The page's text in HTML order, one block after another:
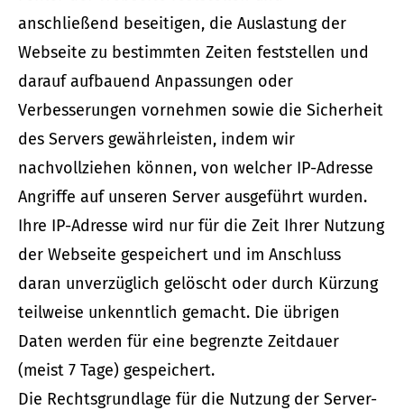
anschließend beseitigen, die Auslastung der
Webseite zu bestimmten Zeiten feststellen und
darauf aufbauend Anpassungen oder
Verbesserungen vornehmen sowie die Sicherheit
des Servers gewährleisten, indem wir
nachvollziehen können, von welcher IP-Adresse
Angriffe auf unseren Server ausgeführt wurden.
Ihre IP-Adresse wird nur für die Zeit Ihrer Nutzung
der Webseite gespeichert und im Anschluss
daran unverzüglich gelöscht oder durch Kürzung
teilweise unkenntlich gemacht. Die übrigen
Daten werden für eine begrenzte Zeitdauer
(meist 7 Tage) gespeichert.
Die Rechtsgrundlage für die Nutzung der Server-